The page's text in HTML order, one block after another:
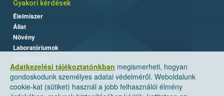
Adatkezelési tájékoztatónkban megismerheti, hogyan
gondoskodunk személyes adatai védelméről. Weboldalunk
cookie-kat (sütiket) használ a jobb felhasználói élmény
Gyakori kérdések
Élelmiszer
Állat
Növény
Laboratóriumok